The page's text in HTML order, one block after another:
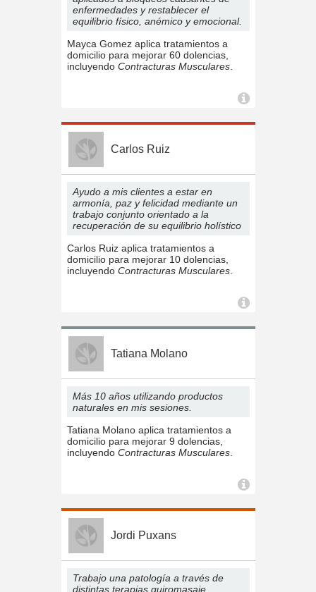
enfermedades y restablecer el
equilibrio físico, anémico y emocional.
Mayca Gomez aplica tratamientos a
domicilio para mejorar 60 dolencias,
incluyendo Contracturas Musculares.
Carlos Ruiz
Ayudo a mis clientes a estar en
armonía, paz y felicidad mediante un
trabajo conjunto orientado a la
recuperación de su equilibrio holístico
Carlos Ruiz aplica tratamientos a
domicilio para mejorar 10 dolencias,
incluyendo Contracturas Musculares.
Tatiana Molano
Más 10 años utilizando productos
naturales en mis sesiones.
Tatiana Molano aplica tratamientos a
domicilio para mejorar 9 dolencias,
incluyendo Contracturas Musculares.
Jordi Puxans
Trabajo una patología a través de
distintas terapias quiromasaje,